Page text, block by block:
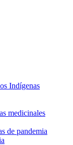
Indígenas
medicinales
de pandemia